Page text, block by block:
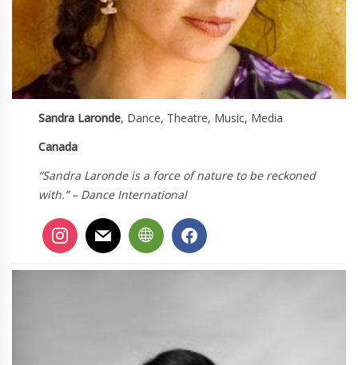
Sandra Laronde, Dance, Theatre, Music, Media
Canada
“Sandra Laronde is a force of nature to be reckoned
with.” – Dance International